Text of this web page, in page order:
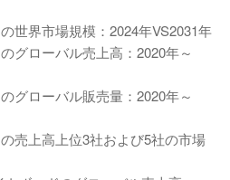
世界市場規模：2024年VS2031年
グローバル売上高：2020年～
グローバル販売量：2020年～
売上高上位3社および5社の市場